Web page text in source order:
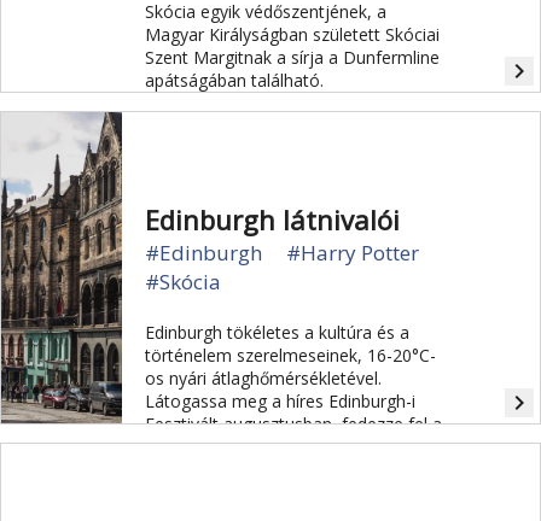
Skócia egyik védőszentjének, a
Magyar Királyságban született Skóciai
Szent Margitnak a sírja a Dunfermline
apátságában található.
navigate_next
Edinburgh látnivalói
#Edinburgh
#Harry Potter
#Skócia
Edinburgh tökéletes a kultúra és a
történelem szerelmeseinek, 16-20°C-
os nyári átlaghőmérsékletével.
Látogassa meg a híres Edinburgh-i
Fesztivált augusztusban, fedezze fel a
kastélyt, és kanyarogjon a buja kertek
navigate_next